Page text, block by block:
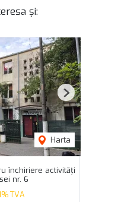
și:
Harta
Next
închiriere activități
nr. 6
TVA